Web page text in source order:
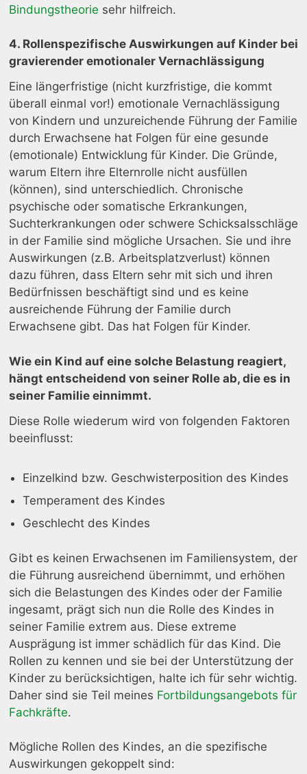
Bindungstheorie sehr hilfreich.
4. Rollenspezifische Auswirkungen auf Kinder bei
gravierender emotionaler Vernachlässigung
Eine längerfristige (nicht kurzfristige, die kommt
überall einmal vor!) emotionale Vernachlässigung
von Kindern und unzureichende Führung der Familie
durch Erwachsene hat Folgen für eine gesunde
(emotionale) Entwicklung für Kinder. Die Gründe,
warum Eltern ihre Elternrolle nicht ausfüllen
(können), sind unterschiedlich. Chronische
psychische oder somatische Erkrankungen,
Suchterkrankungen oder schwere Schicksalsschläge
in der Familie sind mögliche Ursachen. Sie und ihre
Auswirkungen (z.B. Arbeitsplatzverlust) können
dazu führen, dass Eltern sehr mit sich und ihren
Bedürfnissen beschäftigt sind und es keine
ausreichende Führung der Familie durch
Erwachsene gibt. Das hat Folgen für Kinder.
Wie ein Kind auf eine solche Belastung reagiert,
hängt entscheidend von seiner Rolle ab, die es in
seiner Familie einnimmt.
Diese Rolle wiederum wird von folgenden Faktoren
beeinflusst:
Einzelkind bzw. Geschwisterposition des Kindes
Temperament des Kindes
Geschlecht des Kindes
Gibt es keinen Erwachsenen im Familiensystem, der
die Führung ausreichend übernimmt, und erhöhen
sich die Belastungen des Kindes oder der Familie
ingesamt, prägt sich nun die Rolle des Kindes in
seiner Familie extrem aus. Diese extreme
Ausprägung ist immer schädlich für das Kind. Die
Rollen zu kennen und sie bei der Unterstützung der
Kinder zu berücksichtigen, halte ich für sehr wichtig.
Daher sind sie Teil meines Fortbildungsangebots für
Fachkräfte.
Mögliche Rollen des Kindes, an die spezifische
Auswirkungen gekoppelt sind: